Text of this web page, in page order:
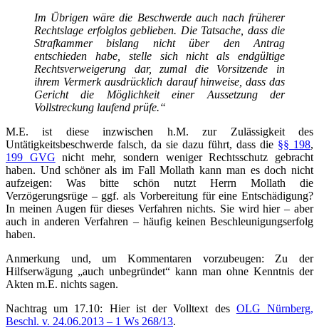
Im Übrigen wäre die Beschwerde auch nach früherer
Rechtslage erfolglos geblieben. Die Tatsache, dass die
Strafkammer bislang nicht über den Antrag
entschieden habe, stelle sich nicht als endgültige
Rechtsverweigerung dar, zumal die Vorsitzende in
ihrem Vermerk ausdrücklich darauf hinweise, dass das
Gericht die Möglichkeit einer Aussetzung der
Vollstreckung laufend prüfe.“
M.E. ist diese inzwischen h.M. zur Zulässigkeit des
Untätigkeitsbeschwerde falsch, da sie dazu führt, dass die §§ 198,
199 GVG nicht mehr, sondern weniger Rechtsschutz gebracht
haben. Und schöner als im Fall Mollath kann man es doch nicht
aufzeigen: Was bitte schön nutzt Herrn Mollath die
Verzögerungsrüge – ggf. als Vorbereitung für eine Entschädigung?
In meinen Augen für dieses Verfahren nichts. Sie wird hier – aber
auch in anderen Verfahren – häufig keinen Beschleunigungserfolg
haben.
Anmerkung und, um Kommentaren vorzubeugen: Zu der
Hilfserwägung „auch unbegründet“ kann man ohne Kenntnis der
Akten m.E. nichts sagen.
Nachtrag um 17.10: Hier ist der Volltext des OLG Nürnberg,
Beschl. v. 24.06.2013 – 1 Ws 268/13.